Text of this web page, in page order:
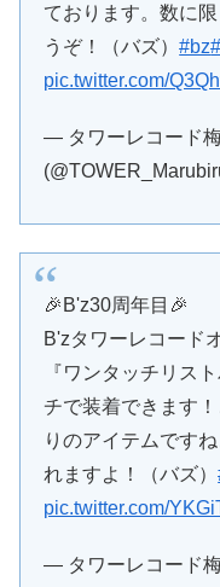
ております。数に
うぞ！（バズ）#bz
pic.twitter.com/
— タワーレコード
🎉B'z30周年目🎉
B'zタワーレコード
『ワンタッチリス
チで装着できます
りのアイテムです
れますよ！（バズ）
pic.twitter.com/
— タワーレコード